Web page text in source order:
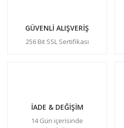
GÜVENLİ ALIŞVERİŞ
256 Bit SSL Sertifikası
İADE & DEĞİŞİM
14 Gün içerisinde